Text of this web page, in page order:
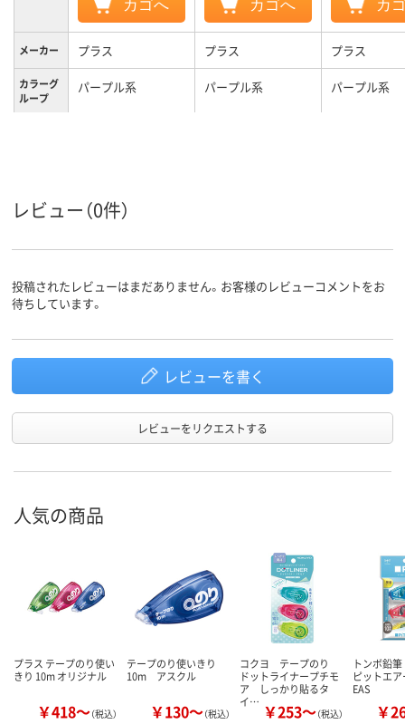
カゴへ カゴへ カ
メーカー プラス プラス プラス
カラーグ
ループ
パープル系 パープル系 パープル系
長さ（m） 短尺（6.5m～13.9m）
テープ長
さ
10m 9m
レビュー（0件）
投稿されたレビューはまだありません。お客様のレビューコメントをお
待ちしています。
レビューを書く
レビューをリクエストする
人気の商品
プラス テープのり使い
きり 10m オリジナル
￥418～（税込）
テープのり使いきり
10m アスクル
￥130～（税込）
コクヨ テープのり
ドットライナープチモ
ア しっかり貼るタ
イ… ￥253～（税込）
トンボ鉛
ピットエ
EAS
￥